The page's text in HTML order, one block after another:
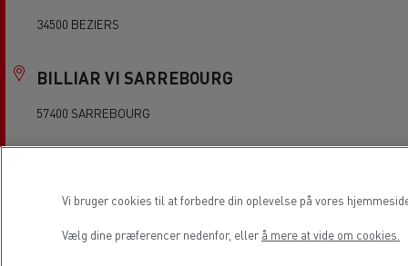
34500 BEZIERS
BILLIAR VI SARREBOURG
57400 SARREBOURG
41310 SAINT AMAND LONGPRE
Vi bruger cookies til at forbedre din oplevelse på vores
Vælg dine præferencer nedenfor, eller å mere at vide om cookies.